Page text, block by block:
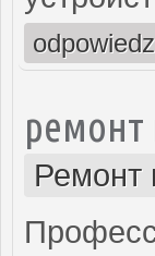
odpowiedz
ремонт
Ремонт